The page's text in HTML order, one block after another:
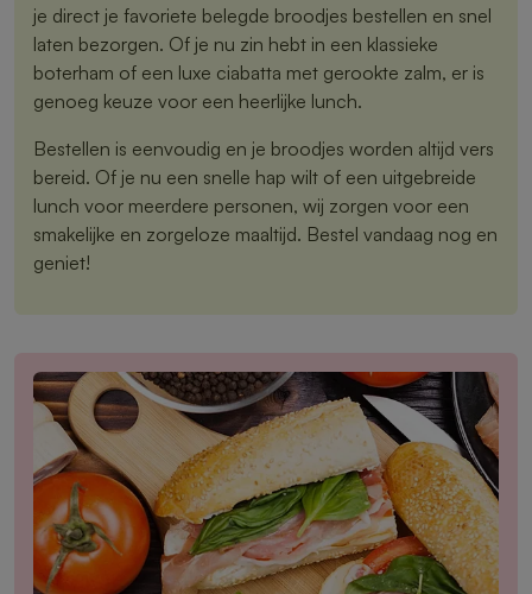
je direct je favoriete belegde broodjes bestellen en snel
laten bezorgen. Of je nu zin hebt in een klassieke
boterham of een luxe ciabatta met gerookte zalm, er is
genoeg keuze voor een heerlijke lunch.
Bestellen is eenvoudig en je broodjes worden altijd vers
bereid. Of je nu een snelle hap wilt of een uitgebreide
lunch voor meerdere personen, wij zorgen voor een
smakelijke en zorgeloze maaltijd. Bestel vandaag nog en
geniet!